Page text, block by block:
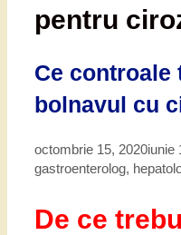
pentru
Ce controale
bolnavul cu
octombrie 15, 2020iunie
gastroenterolog,
De ce